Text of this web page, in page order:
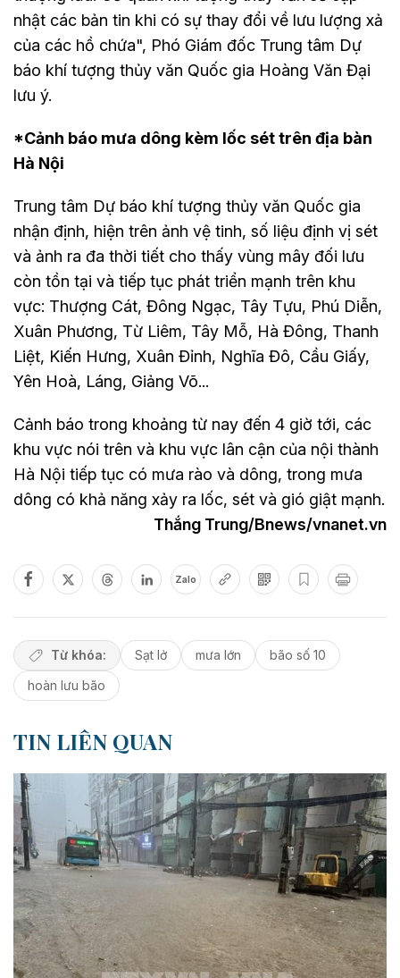
nhật các bản tin khi có sự thay đổi về lưu lượng xả
của các hồ chứa", Phó Giám đốc Trung tâm Dự
báo khí tượng thủy văn Quốc gia Hoàng Văn Đại
lưu ý.
*Cảnh báo mưa dông kèm lốc sét trên địa bàn
Hà Nội
Trung tâm Dự báo khí tượng thủy văn Quốc gia
nhận định, hiện trên ảnh vệ tinh, số liệu định vị sét
và ảnh ra đa thời tiết cho thấy vùng mây đối lưu
còn tồn tại và tiếp tục phát triển mạnh trên khu
vực: Thượng Cát, Đông Ngạc, Tây Tựu, Phú Diễn,
Xuân Phương, Từ Liêm, Tây Mỗ, Hà Đông, Thanh
Liệt, Kiến Hưng, Xuân Đỉnh, Nghĩa Đô, Cầu Giấy,
Yên Hoà, Láng, Giảng Võ...
Cảnh báo trong khoảng từ nay đến 4 giờ tới, các
khu vực nói trên và khu vực lân cận của nội thành
Hà Nội tiếp tục có mưa rào và dông, trong mưa
dông có khả năng xảy ra lốc, sét và gió giật mạnh.
Thắng Trung/Bnews/vnanet.vn
Zalo
Từ khóa: Sạt lở mưa lớn
bão số 10
hoàn lưu bão
TIN LIÊN QUAN